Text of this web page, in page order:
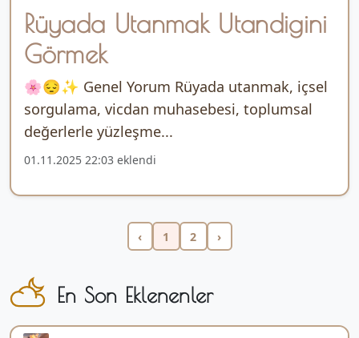
Rüyada Utanmak Utandigini
Görmek
🌸😔✨ Genel Yorum Rüyada utanmak, içsel
sorgulama, vicdan muhasebesi, toplumsal
değerlerle yüzleşme...
01.11.2025 22:03 eklendi
‹ 1 2 ›
En Son Eklenenler